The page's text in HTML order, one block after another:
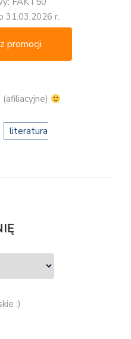
31.03.2026 r.
promocji
literatura
:)